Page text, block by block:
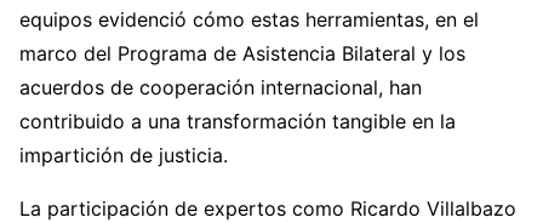
equipos evidenció cómo estas herramientas, en el
marco del Programa de Asistencia Bilateral y los
acuerdos de cooperación internacional, han
contribuido a una transformación tangible en la
impartición de justicia.
La participación de expertos como Ricardo Villalbazo